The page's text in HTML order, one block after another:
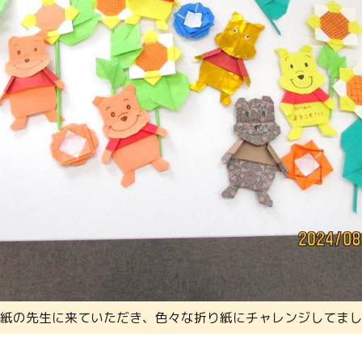
の先生に来ていただき、色々な折り紙にチャレンジしてま